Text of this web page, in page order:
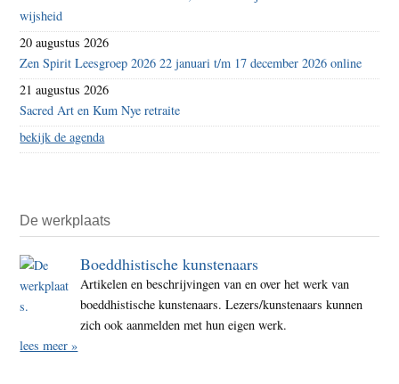
wijsheid
20 augustus 2026
Zen Spirit Leesgroep 2026 22 januari t/m 17 december 2026 online
21 augustus 2026
Sacred Art en Kum Nye retraite
bekijk de agenda
De werkplaats
Boeddhistische kunstenaars
Artikelen en beschrijvingen van en over het werk van
boeddhistische kunstenaars. Lezers/kunstenaars kunnen
zich ook aanmelden met hun eigen werk.
lees meer »